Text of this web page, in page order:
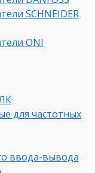
SCHNEIDER
ONI
для частотных
ввода-вывода